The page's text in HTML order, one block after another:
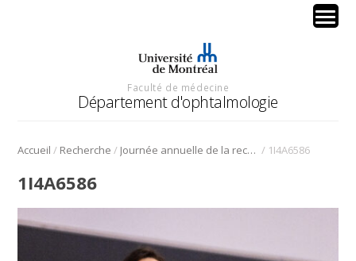
Faculté de médecine
Département d'ophtalmologie
Accueil / Recherche / Journée annuelle de la recherche en ophtalmologie de l’Université de Montréal / 1I4A6586
1I4A6586